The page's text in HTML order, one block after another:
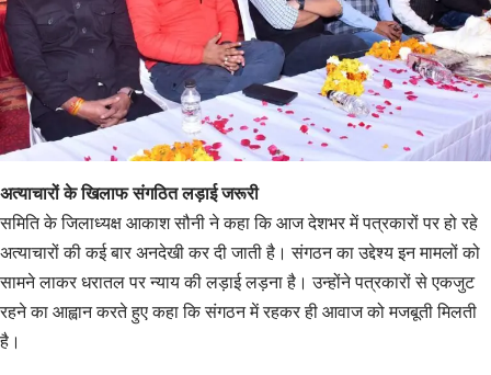
अत्याचारों के खिलाफ संगठित लड़ाई जरूरी
समिति के जिलाध्यक्ष आकाश सौनी ने कहा कि आज देशभर में पत्रकारों पर हो रहे
अत्याचारों की कई बार अनदेखी कर दी जाती है। संगठन का उद्देश्य इन मामलों को
सामने लाकर धरातल पर न्याय की लड़ाई लड़ना है। उन्होंने पत्रकारों से एकजुट
रहने का आह्वान करते हुए कहा कि संगठन में रहकर ही आवाज को मजबूती मिलती
है।